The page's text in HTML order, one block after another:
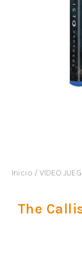
Inicio / VIDEO
The